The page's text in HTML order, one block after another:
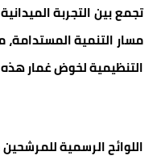
تجمع بين التجربة
مسار التنمية المستدامة،
التنظيمية لخوض غمار
اللوائح الرسمية